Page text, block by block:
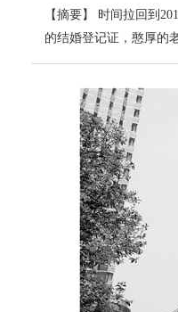
【摘要】 时间拉回到
的结婚登记证，憨厚的